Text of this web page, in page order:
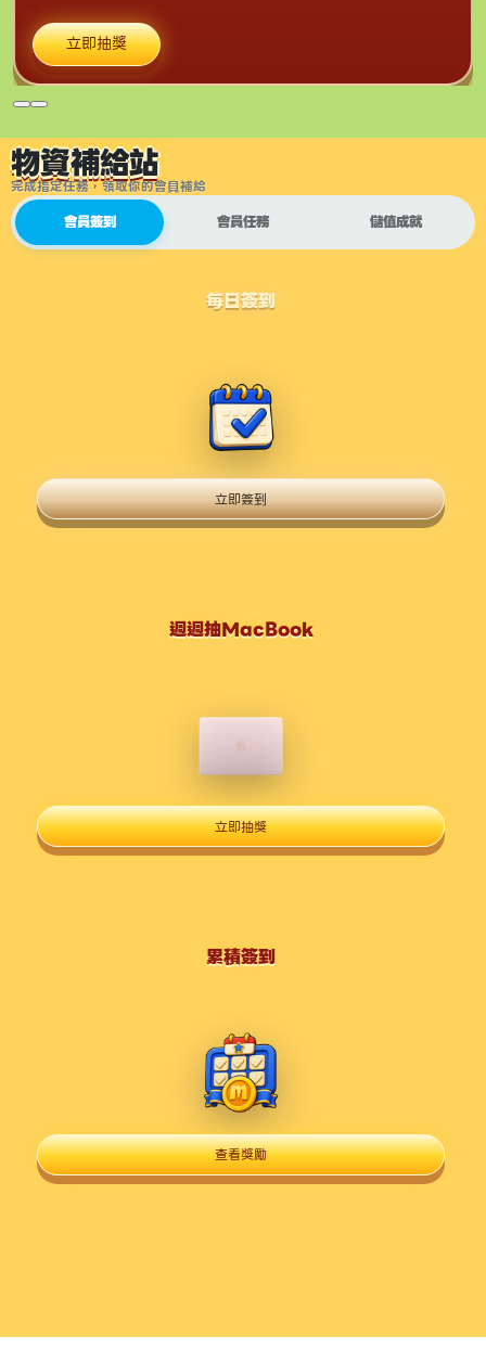
立即抽獎
物資補給站
完成指定任務，領取你的會員補給
會員簽到 會員任務 儲值成就
每日簽到
立即簽到
週週抽MacBook
立即抽獎
累積簽到
查看獎勵